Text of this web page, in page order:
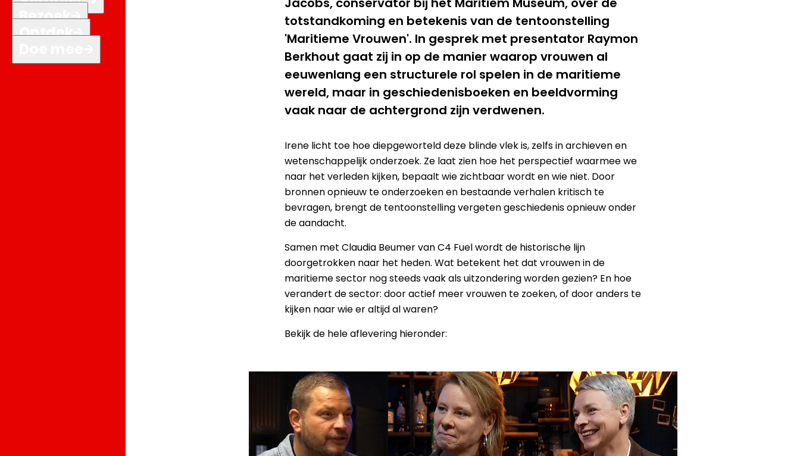
Bezoek
Ontdek
totstandkoming en betekenis van de tentoonstelling
'Maritieme Vrouwen'. In gesprek met presentator Raymon
Berkhout gaat zij in op de manier waarop vrouwen al
eeuwenlang een structurele rol spelen in de maritieme
wereld, maar in geschiedenisboeken en beeldvorming
vaak naar de achtergrond zijn verdwenen.
Irene licht toe hoe diepgeworteld deze blinde vlek is, zelfs in archieven en
wetenschappelijk onderzoek. Ze laat zien hoe het perspectief waarmee we
naar het verleden kijken, bepaalt wie zichtbaar wordt en wie niet. Door
bronnen opnieuw te onderzoeken en bestaande verhalen kritisch te
bevragen, brengt de tentoonstelling vergeten geschiedenis opnieuw onder
de aandacht.
Samen met Claudia Beumer van C4 Fuel wordt de historische lijn
doorgetrokken naar het heden. Wat betekent het dat vrouwen in de
maritieme sector nog steeds vaak als uitzondering worden gezien? En hoe
verandert de sector: door actief meer vrouwen te zoeken, of door anders te
kijken naar wie er altijd al waren?
Bekijk de hele aflevering hieronder: